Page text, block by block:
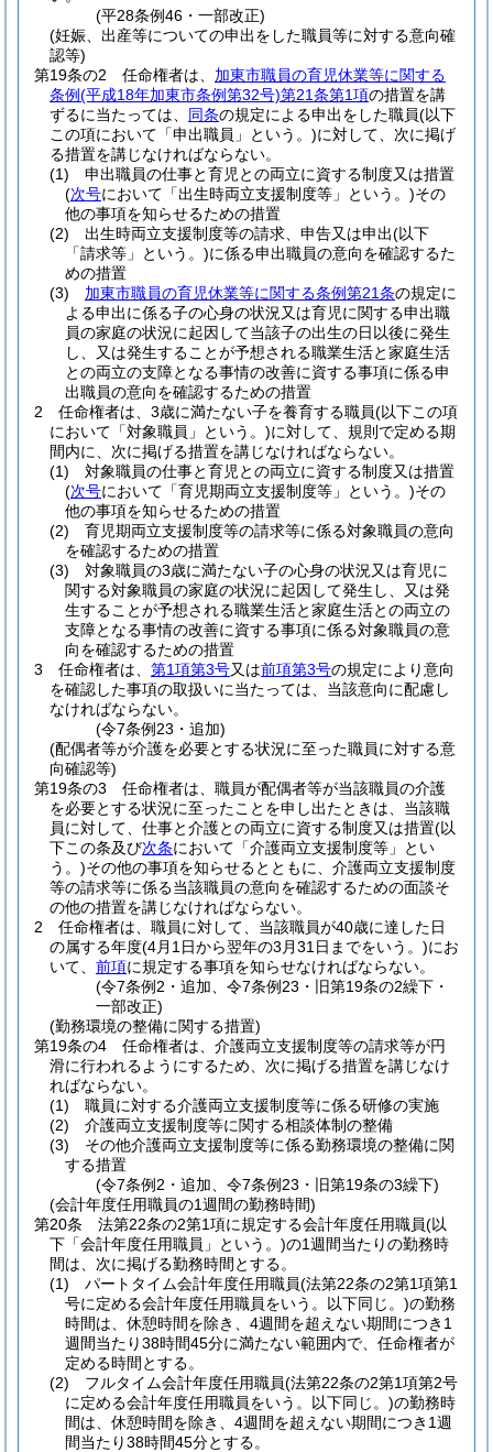
(平28条例46・一部改正)
(妊娠、出産等についての申出をした職員等に対する意向確
認等)
第19条の2
任命権者は、 加東市職員の育児休業等に関する
条例(平成18年加東市条例第32号)第21条第1項の措置を講
ずるに当たっては、 同条の規定による申出をした職員(以下
この項において「申出職員」という。)に対して、次に掲げ
る措置を講じなければならない。
(1)
申出職員の仕事と育児との両立に資する制度又は措置
(次号において「出生時両立支援制度等」という。)その
他の事項を知らせるための措置
(2)
出生時両立支援制度等の請求、申告又は申出(以下
「請求等」という。)に係る申出職員の意向を確認するた
めの措置
(3)
加東市職員の育児休業等に関する条例第21条の規定に
よる申出に係る子の心身の状況又は育児に関する申出職
員の家庭の状況に起因して当該子の出生の日以後に発生
し、又は発生することが予想される職業生活と家庭生活
との両立の支障となる事情の改善に資する事項に係る申
出職員の意向を確認するための措置
2
任命権者は、3歳に満たない子を養育する職員(以下この項
において「対象職員」という。)に対して、規則で定める期
間内に、次に掲げる措置を講じなければならない。
(1)
対象職員の仕事と育児との両立に資する制度又は措置
(次号において「育児期両立支援制度等」という。)その
他の事項を知らせるための措置
(2)
育児期両立支援制度等の請求等に係る対象職員の意向
を確認するための措置
(3)
対象職員の3歳に満たない子の心身の状況又は育児に
関する対象職員の家庭の状況に起因して発生し、又は発
生することが予想される職業生活と家庭生活との両立の
支障となる事情の改善に資する事項に係る対象職員の意
向を確認するための措置
3
任命権者は、 第1項第3号又は前項第3号の規定により意向
を確認した事項の取扱いに当たっては、当該意向に配慮し
なければならない。
(令7条例23・追加)
(配偶者等が介護を必要とする状況に至った職員に対する意
向確認等)
第19条の3
任命権者は、職員が配偶者等が当該職員の介護
を必要とする状況に至ったことを申し出たときは、当該職
員に対して、仕事と介護との両立に資する制度又は措置(以
下この条及び次条において「介護両立支援制度等」とい
う。)その他の事項を知らせるとともに、介護両立支援制度
等の請求等に係る当該職員の意向を確認するための面談そ
の他の措置を講じなければならない。
2
任命権者は、職員に対して、当該職員が40歳に達した日
の属する年度(4月1日から翌年の3月31日までをいう。)にお
いて、 前項に規定する事項を知らせなければならない。
(令7条例2・追加、令7条例23・旧第19条の2繰下・
一部改正)
(勤務環境の整備に関する措置)
第19条の4
任命権者は、介護両立支援制度等の請求等が円
滑に行われるようにするため、次に掲げる措置を講じなけ
ればならない。
(1)
職員に対する介護両立支援制度等に係る研修の実施
(2)
介護両立支援制度等に関する相談体制の整備
(3)
その他介護両立支援制度等に係る勤務環境の整備に関
する措置
(令7条例2・追加、令7条例23・旧第19条の3繰下)
(会計年度任用職員の1週間の勤務時間)
第20条
法第22条の2第1項に規定する会計年度任用職員(以
下「会計年度任用職員」という。)の1週間当たりの勤務時
間は、次に掲げる勤務時間とする。
(1)
パートタイム会計年度任用職員(法第22条の2第1項第1
号に定める会計年度任用職員をいう。以下同じ。)の勤務
時間は、休憩時間を除き、4週間を超えない期間につき1
週間当たり38時間45分に満たない範囲内で、任命権者が
定める時間とする。
(2)
フルタイム会計年度任用職員(法第22条の2第1項第2号
に定める会計年度任用職員をいう。以下同じ。)の勤務時
間は、休憩時間を除き、4週間を超えない期間につき1週
間当たり38時間45分とする。